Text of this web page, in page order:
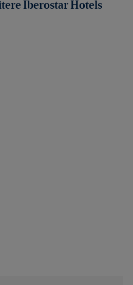
Iberostar Hotels